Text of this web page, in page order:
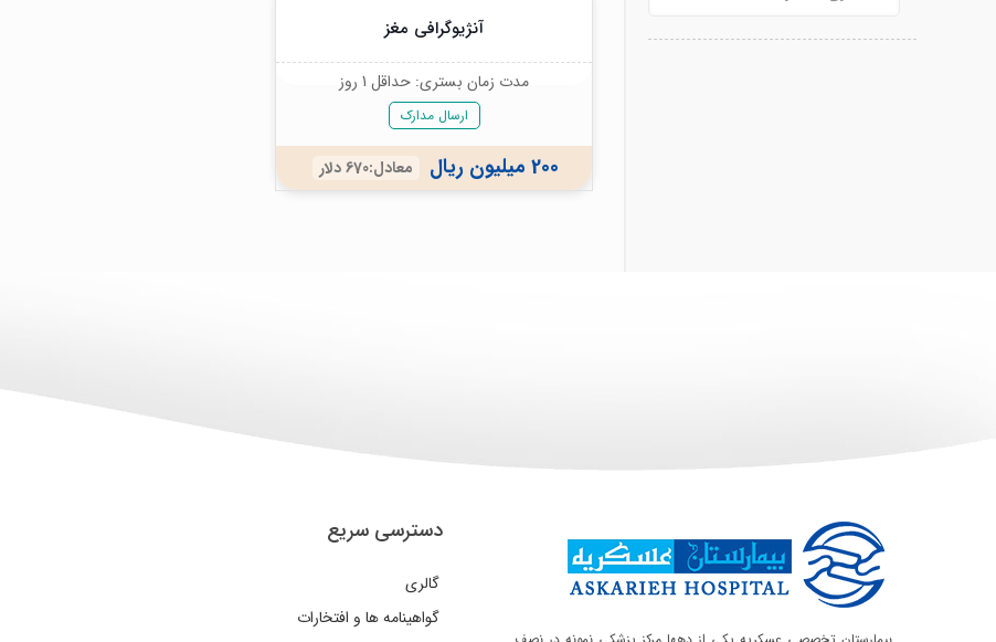
آنژیوگرافی مغز
مدت زمان بستری: حداقل 1 روز
ارسال مدارک
200 میلیون ریال معادل:670 دلار
دسترسی سریع
گالری
گواهینامه ها و افتخارات